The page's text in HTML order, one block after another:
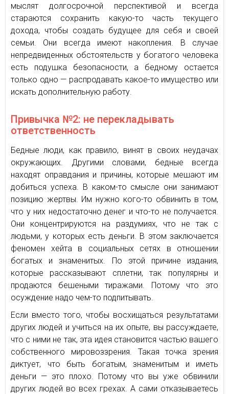
мыслят долгосрочной перспективой и всегда
стараются сохранить какую-то часть текущего
дохода, чтобы создать будущее для себя и своей
семьи. Они всегда имеют накопления. В случае
непредвиденных обстоятельств у богатого человека
есть подушка безопасности, а бедному остается
только одно — распродавать какое-то имущество или
искать дополнительную работу.
Привычка №2: не перекладывать
ответственность
Бедные люди, как правило, винят в своих неудачах
окружающих. Другими словами, бедные всегда
находят оправдания и причины, которые мешают им
добиться успеха. В каком-то смысле они занимают
позицию жертвы. Им нужно кого-то обвинить в том,
что у них недостаточно денег и что-то не получается.
Они концентрируются на раздумиях, что не так с
людьми, у которых есть деньги. В этом заключается
феномен хейта в социальных сетях в отношении
богатых и знаменитых. По этой причине издания,
которые рассказывают сплетни, так популярны и
продаются бешеными тиражами. Потому что это
осуждение надо чем-то подпитывать.
Если вместо того, чтобы восхищаться результатами
других людей и учиться на их опыте, вы рассуждаете,
что с ними не так, эта идея становится частью вашего
собственного мировоззрения. Такая точка зрения
диктует, что быть богатым, знаменитым и иметь
деньги — это плохо. Потому что вы уже обвинили
других людей во всех грехах. А сами отказываетесь